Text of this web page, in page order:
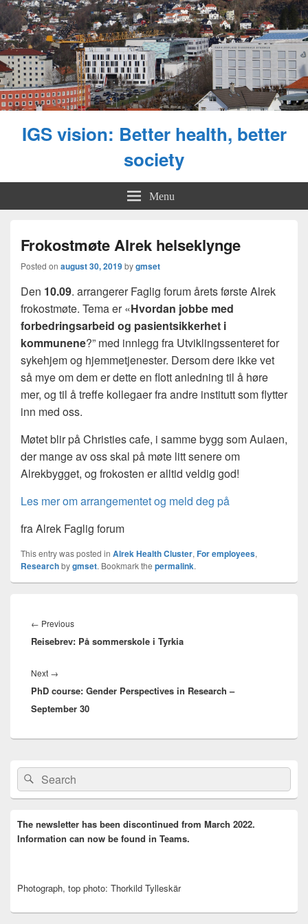
IGS vision: Better health, better
society
Menu
Frokostmøte Alrek helseklynge
Posted on august 30, 2019bygmset
Den 10.09. arrangerer Faglig forum årets første Alrek
frokostmøte. Tema er «Hvordan jobbe med
forbedringsarbeid og pasientsikkerhet i
kommunene?” med innlegg fra Utviklingssenteret for
sykehjem og hjemmetjenester. Dersom dere ikke vet
så mye om dem er dette en flott anledning til å høre
mer, og til å treffe kollegaer fra andre institutt som flytter
inn med oss.
Møtet blir på Christies cafe, i samme bygg som Aulaen,
der mange av oss skal på møte litt senere om
Alrekbygget, og frokosten er alltid veldig god!
Les mer om arrangementet og meld deg på
fra Alrek Faglig forum
This entry was posted in Alrek Health Cluster, For employees,
Researchbygmset. Bookmark the permalink.
← PreviousPrevious
post:
Reisebrev: På sommerskole i Tyrkia
Next →
post:
PhD course: Gender Perspectives in Research –
September 30
Primary
Sidebar
Widget
Area
Search
for:
Search
The newsletter has been discontinued from March 2022.
Information can now be found in Teams.
Photograph, top photo: Thorkild Tylleskär